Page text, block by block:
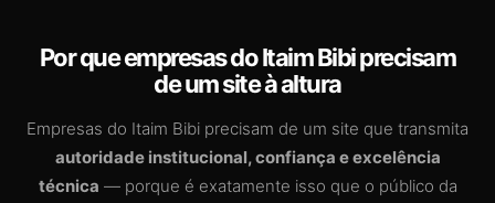
Por que empresas do Itaim Bibi precisam
de um site à altura
Empresas do Itaim Bibi precisam de um site que transmita
autoridade institucional, confiança e excelência
técnica — porque é exatamente isso que o público da